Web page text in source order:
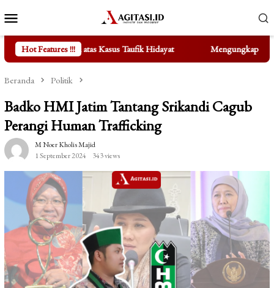
ke
kontenMobile
Hot Features !!!
Taufik Hidayat Mengungkap Fakta di Balik Bertenggernya
Beranda Politik
Badko HMI Jatim Tantang Srikandi Cagub
Perangi Human Trafficking
M Noer Kholis Majid
1 September 2024
343 views